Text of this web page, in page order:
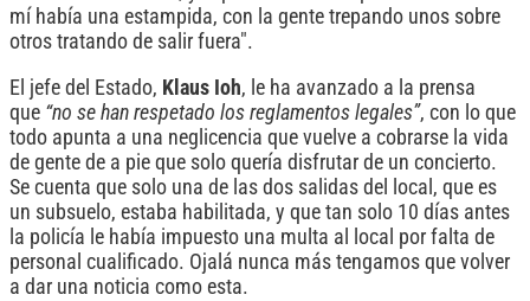
mí había una estampida, con la gente trepando unos sobre
otros tratando de salir fuera".
El jefe del Estado, Klaus Ioh, le ha avanzado a la prensa
que “no se han respetado los reglamentos legales”, con lo que
todo apunta a una neglicencia que vuelve a cobrarse la vida
de gente de a pie que solo quería disfrutar de un concierto.
Se cuenta que solo una de las dos salidas del local, que es
un subsuelo, estaba habilitada, y que tan solo 10 días antes
la policía le había impuesto una multa al local por falta de
personal cualificado. Ojalá nunca más tengamos que volver
a dar una noticia como esta.